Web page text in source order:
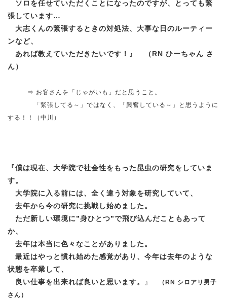
ソロを任せていただくことになったのですが、とっても緊
張しています…
大志くんの緊張するときの対処法、大事な日のルーティー
ンなど、
あれば教えていただきたいです！ 』 （RN ひーちゃん さ
ん）
⇒ お客さんを「じゃがいも」だと思うこと。
「緊張してる～」ではなく、「興奮している～」と思うように
する！！
（中川）
『僕は現在、大学院で社会性をもった昆虫の研究をしていま
す。
大学院に入る前には、全く違う対象を研究していて、
去年から今の研究に挑戦し始めました。
ただ新しい環境に”身ひとつ”で飛び込んだこともあって
か、
去年は本当に色々なことがありました。
最近はやっと慣れ始めた感覚があり、今年は去年のような
状態を卒業して、
良い仕事を出来れば良いと思います。
』
（RN シロアリ男子
さん）